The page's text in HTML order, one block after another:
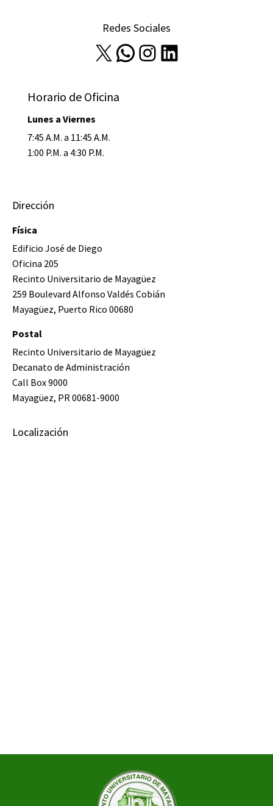
Redes Sociales
X WhatsApp Instagram LinkedIn
Horario de Oficina
Lunes a Viernes
7:45 A.M. a 11:45 A.M.
1:00 P.M. a 4:30 P.M.
Dirección
Física
Edificio José de Diego
Oficina 205
Recinto Universitario de Mayagüez
259 Boulevard Alfonso Valdés Cobián
Mayagüez, Puerto Rico 00680
Postal
Recinto Universitario de Mayagüez
Decanato de Administración
Call Box 9000
Mayagüez, PR 00681-9000
Localización